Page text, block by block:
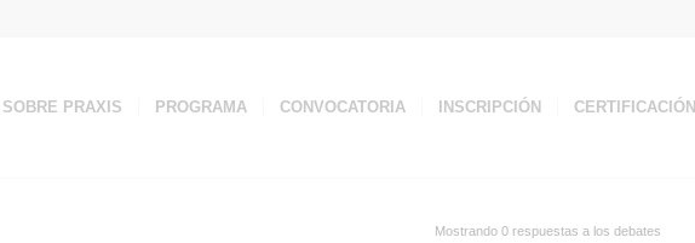
SOBRE PRAXIS PROGRAMA CONVOCATORIA INSCRIPCIÓN CERTIFICACIÓN
Mostrando 0 respuestas a los debates